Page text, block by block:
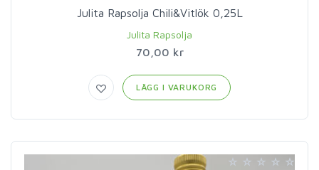
Julita Rapsolja Chili&Vitlök 0,25L
Julita Rapsolja
70,00 kr
LÄGG I VARUKORG